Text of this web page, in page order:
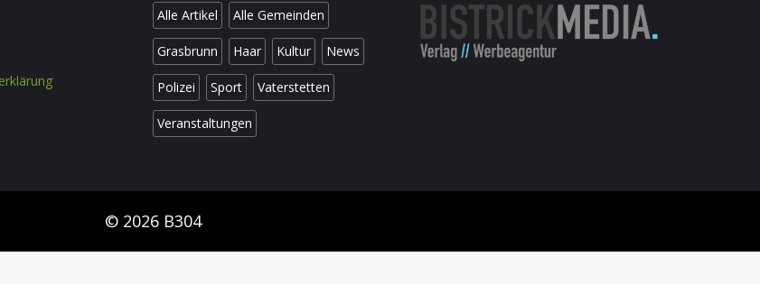
Alle Artikel Alle Gemeinden
Grasbrunn Haar Kultur News
Polizei Sport Vaterstetten
Veranstaltungen
© 2026 B304